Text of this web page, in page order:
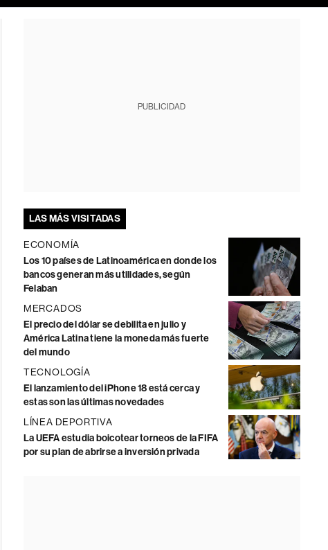
PUBLICIDAD
LAS MÁS VISITADAS
ECONOMÍA
Los 10 países de Latinoamérica en donde los
bancos generan más utilidades, según
Felaban
MERCADOS
El precio del dólar se debilita en julio y
América Latina tiene la moneda más fuerte
del mundo
TECNOLOGÍA
El lanzamiento del iPhone 18 está cerca y
estas son las últimas novedades
LÍNEA DEPORTIVA
La UEFA estudia boicotear torneos de la FIFA
por su plan de abrirse a inversión privada